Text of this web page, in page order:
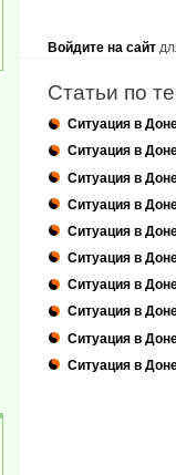
Войдите на сайт
Статьи по
Ситуация в
Ситуация в
Ситуация в
Ситуация в
Ситуация в
Ситуация в
Ситуация в
Ситуация в
Ситуация в
Ситуация в